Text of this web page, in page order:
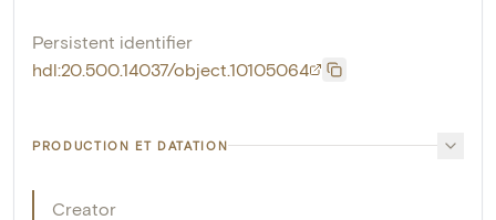
Persistent identifier
hdl:20.500.14037/object.10105064
PRODUCTION ET DATATION
Creator